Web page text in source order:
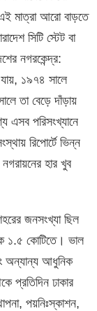
মাত্রা আরো বাড়তে
সিটি স্টেট বা
নগরকেন্দ্র:
যায়, ১৯৭৪ সালে
তা বেড়ে দাঁড়ায়
এসব পরিসংখ্যানে
রিপোর্টে ভিন্ন
হার খুব
জনসংখ্যা ছিল
১.৫ কোটিতে। ভাল
অন্যান্য আধুনিক
প্রতিদিন ঢাকার
পয়নিঃস্কাশন,